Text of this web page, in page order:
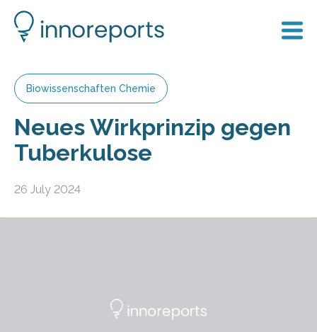
Biowissenschaften Chemie
Neues Wirkprinzip gegen
Tuberkulose
26 July 2024